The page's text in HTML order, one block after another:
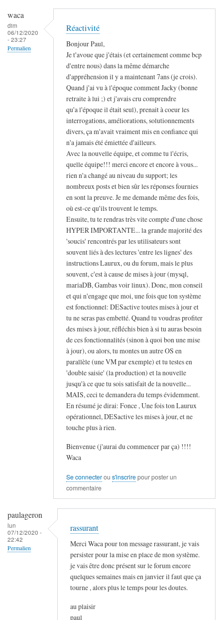
waca
dim
06/12/2020
- 23:27
Permalien
Réactivité
Bonjour Paul,
Je t'avoue que j'étais (et certainement comme bcp
d'entre nous) dans la même démarche
d'appréhension il y a maintenant 7ans (je crois).
Quand j'ai vu à l'époque comment Jacky (bonne
retraite à lui ;) et j'avais cru comprendre
qu'a l'époque il était seul), prenait à coeur les
interrogations, améliorations, solutionnements
divers, ça m'avait vraiment mis en confiance qui
n'a jamais été émiettée d'ailleurs.
Avec la nouvelle équipe, et comme tu l'écris,
quelle équipe!!! merci encore et encore à vous...
rien n'a changé au niveau du support; les
nombreux posts et bien sûr les réponses fournies
en sont la preuve. Je me demande même des fois,
où est-ce qu'ils trouvent le temps.
Ensuite, tu te rendras très vite compte d'une chose
HYPER IMPORTANTE... la grande majorité des
'soucis' rencontrés par les utilisateurs sont
souvent liés à des lectures 'entre les lignes' des
instructions Laurux, ou du forum, mais le plus
souvent, c'est à cause de mises à jour (mysql,
mariaDB, Gambas voir linux). Donc, mon conseil
et qui n'engage que moi, une fois que ton système
est fonctionnel: DESactive toutes mises à jour et
tu ne seras pas embetté. Quand tu voudras profiter
des mises à jour, réfléchis bien à si tu auras besoin
de ces fonctionnalités (sinon à quoi bon une mise
à jour), ou alors, tu montes un autre OS en
parallèle (une VM par exemple) et tu testes en
'double saisie' (la production) et la nouvelle
jusqu'à ce que tu sois satisfait de la nouvelle...
MAIS, ceci te demandera du temps évidemment.
En résumé je dirai: Fonce , Une fois ton Laurux
opérationnel, DESactive les mises à jour, et ne
touche plus à rien.
Bienvenue (j'aurai du commencer par ça) !!!!
Waca
Se connecterou s'inscrirepour poster un
commentaire
paulageron
lun
07/12/2020 -
22:42
Permalien
rassurant
Merci Waca pour ton message rassurant, je vais
persister pour la mise en place de mon système.
je vais être donc présent sur le forum encore
quelques semaines mais en janvier il faut que ça
tourne , alors plus le temps pour les doutes.
au plaisir
paul